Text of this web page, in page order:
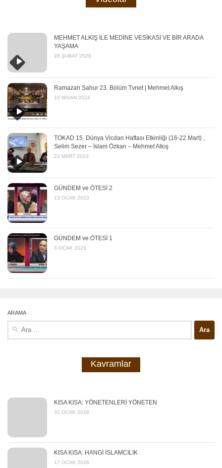
MEHMET ALKIŞ İLE MEDİNE VESİKASI VE BİR ARADA
YAŞAMA
28 ŞUBAT 2026
Ramazan Sahur 23. Bölüm Tvnet | Mehmet Alkış
10 NISAN 2024
TOKAD 15. Dünya Vicdan Haftası Etkinliği (16-22 Mart) ,
Selim Sezer – İslam Özkan – Mehmet Alkış
22 MART 2023
GÜNDEM ve ÖTESİ 2
13 OCAK 2023
GÜNDEM ve ÖTESİ 1
3 OCAK 2023
ARAMA
Kavramlar
KISA KISA: YÖNETENLERİ YÖNETEN
31 OCAK 2026
KISA KISA: HANGİ İSLAMCILIK
17 OCAK 2026